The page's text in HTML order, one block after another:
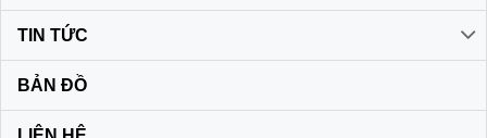
TIN TỨC
BẢN ĐỒ